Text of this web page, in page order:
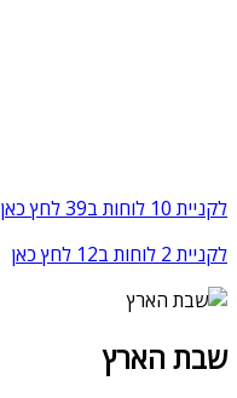
לקניית 10 לוחות ב39 לחץ כאן
לקניית 2 לוחות ב12 לחץ כאן
שבת הארץ